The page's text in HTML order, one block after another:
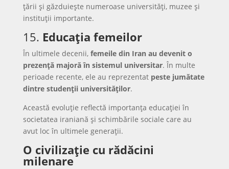
țării și găzduiește numeroase universități, muzee și
instituții importante.
15. Educația femeilor
În ultimele decenii, femeile din Iran au devenit o
prezență majoră în sistemul universitar. În multe
perioade recente, ele au reprezentat peste jumătate
dintre studenții universităților.
Această evoluție reflectă importanța educației în
societatea iraniană și schimbările sociale care au
avut loc în ultimele generații.
O civilizație cu rădăcini
milenare